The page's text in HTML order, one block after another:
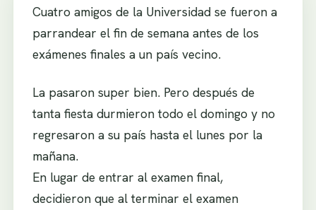
Cuatro amigos de la Universidad se fueron a
parrandear el fin de semana antes de los
exámenes finales a un país vecino.
La pasaron super bien. Pero después de
tanta fiesta durmieron todo el domingo y no
regresaron a su país hasta el lunes por la
mañana.
En lugar de entrar al examen final,
decidieron que al terminar el examen